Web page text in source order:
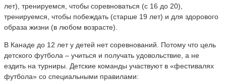
лет), тренируемся, чтобы соревноваться (с 16 до 20),
тренируемся, чтобы побеждать (старше 19 лет) и для здорового
образа жизни (в любом возрасте).
В Канаде до 12 лет у детей нет соревнований. Потому что цель
детского футбола – учиться и получать удовольствие, а не
ездить на турниры. Детские команды участвуют в «фестивалях
футбола» со специальными правилами: